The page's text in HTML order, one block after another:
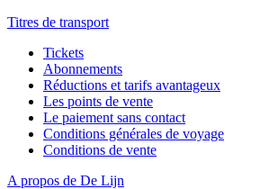
Titres de transport
Tickets
Abonnements
Réductions et tarifs avantageux
Les points de vente
Le paiement sans contact
Conditions générales de voyage
Conditions de vente
A propos de De Lijn